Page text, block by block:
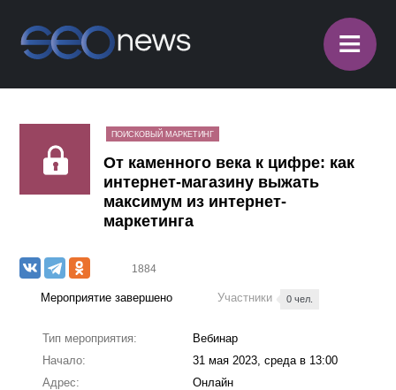
≡
ПОИСКОВЫЙ МАРКЕТИНГ
От каменного века к цифре: как
интернет-магазину выжать
максимум из интернет-
маркетинга
1884
Мероприятие завершено Участники 0 чел.
Тип мероприятия:
Вебинар
Начало:
31 мая 2023, среда в 13:00
Адрес:
Онлайн